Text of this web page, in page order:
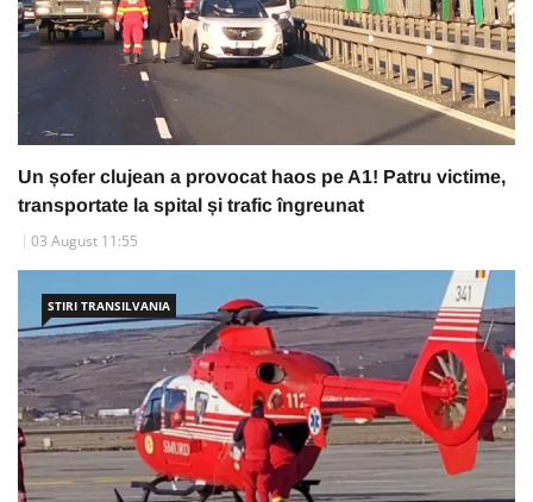
Un șofer clujean a provocat haos pe A1! Patru victime,
transportate la spital și trafic îngreunat
03 August 11:55
STIRI TRANSILVANIA